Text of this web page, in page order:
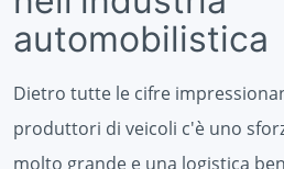
automobilistica
Dietro tutte le cifre
produttori di veicoli c'è uno
molto grande e una logistica